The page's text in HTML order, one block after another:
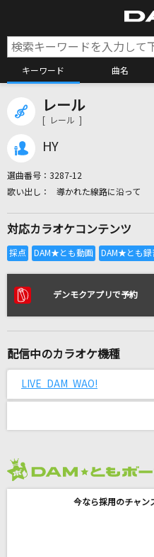
キーワード 曲名
全国
リアルタイムで
鈴木達央・蒼井翔太・前野智昭)
怪獣の花唄
すずれ
レール
[ レール ]
HY
選曲番号： 3287-12
導かれた線路に沿って
対応カラオケコンテンツ
デンモクアプリで予約
配信中のカラオケ機種
LIVE DAM WAO!
今なら採用のチャ